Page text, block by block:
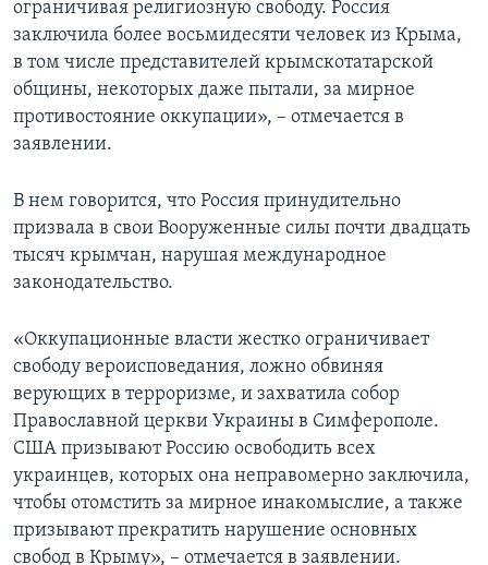
ограничивая религиозную свободу. Россия
заключила более восьмидесяти человек из Крыма,
в том числе представителей крымскотатарской
общины, некоторых даже пытали, за мирное
противостояние оккупации», – отмечается в
заявлении.
В нем говорится, что Россия принудительно
призвала в свои Вооруженные силы почти двадцать
тысяч крымчан, нарушая международное
законодательство.
«Оккупационные власти жестко ограничивает
свободу вероисповедания, ложно обвиняя
верующих в терроризме, и захватила собор
Православной церкви Украины в Симферополе.
США призывают Россию освободить всех
украинцев, которых она неправомерно заключила,
чтобы отомстить за мирное инакомыслие, а также
призывают прекратить нарушение основных
свобод в Крыму», – отмечается в заявлении.